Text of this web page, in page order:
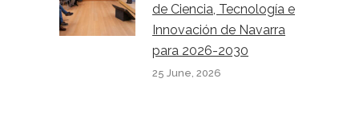
de Ciencia, Tecnología e
Innovación de Navarra
para 2026-2030
25 June, 2026